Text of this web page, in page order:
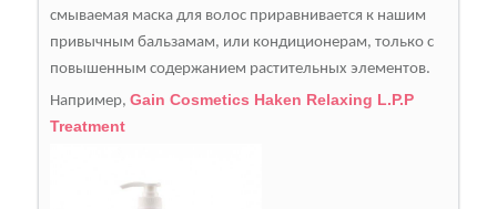
смываемая маска для волос приравнивается к нашим
привычным бальзамам, или кондиционерам, только с
повышенным содержанием растительных элементов.
Например, Gain Cosmetics Haken Relaxing L.P.P
Treatment